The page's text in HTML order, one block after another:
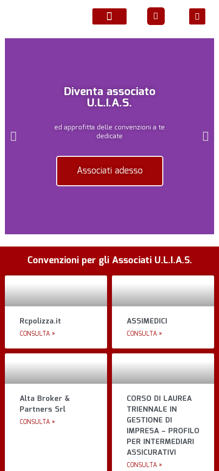
Diventa associato
U.L.I.A.S.
ed approfitta delle convenzioni a te
dedicate
Associati adesso
Convenzioni per gli Associati U.L.I.A.S.
Rcpolizza.it
CONSULTA »
ASSIMEDICI
CONSULTA »
Alta Broker &
Partners Srl
CONSULTA »
CORSO DI LAUREA
TRIENNALE IN
GESTIONE DI
IMPRESA – PROFILO
PER INTERMEDIARI
ASSICURATIVI
CONSULTA »